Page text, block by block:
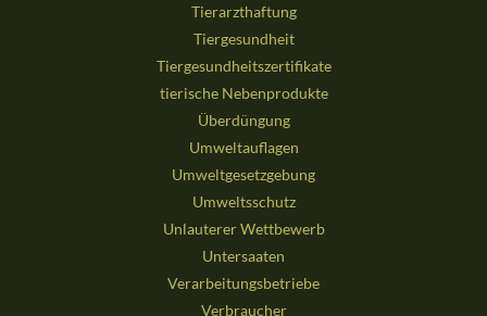
Tierarzthaftung
Tiergesundheit
Tiergesundheitszertifikate
tierische Nebenprodukte
Überdüngung
Umweltauflagen
Umweltgesetzgebung
Umweltsschutz
Unlauterer Wettbewerb
Untersaaten
Verarbeitungsbetriebe
Verbraucher